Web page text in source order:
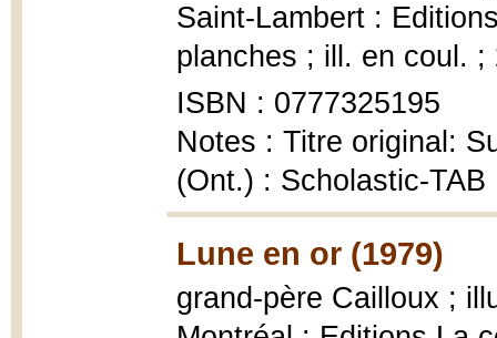
Saint-Lambert :
planches ; ill. en coul. ;
ISBN : 0777325195
Notes : Titre original:
(Ont.) : Scholastic-
Lune en or (1979)
grand-père Cailloux ;